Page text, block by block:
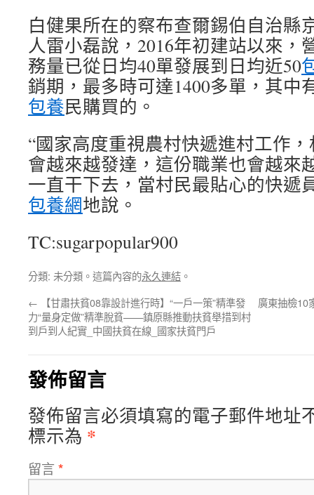
白健果所在的察布查爾錫伯自治縣
人雷小磊說，2016年初建站以來，
務量已從日均40單發展到日均近50
銷期，最多時可達1400多單，其中
包養民購買的。
“國家高度重視農村快遞進村工作
會越來越發達，這份職業也會越來
一直干下去，當村民最貼心的快遞
包養網地說。
TC:sugarpopular900
分類: 未分類。這篇內容的永久連結 。
← 【甘肅扶貧08靠設計進行時】“一戶一策”精準發
力“量身定做”精準脫貧——鎮原縣推動扶貧舉措到村
到戶到人紀實_中國扶貧在線_國家扶貧門戶
廣東抽檢10
發佈留言
發佈留言必須填寫的電子郵件地址
標示為 *
留言 *